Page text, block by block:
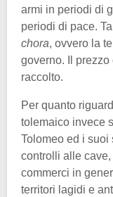
armi in periodi di
periodi di pace.
chora, ovvero la
governo. Il prezzo
raccolto.
Per quanto
tolemaico invece
Tolomeo ed i
controlli alle
commerci in
territori lagidi e